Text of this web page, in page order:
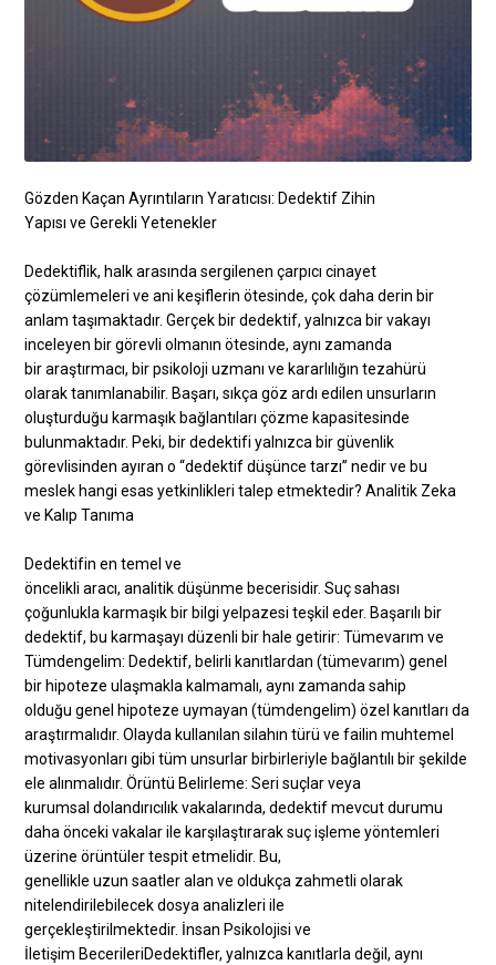
Gözden Kaçan Ayrıntıların Yaratıcısı: Dedektif Zihin
Yapısı ve Gerekli Yetenekler
Dedektiflik, halk arasında sergilenen çarpıcı cinayet
çözümlemeleri ve ani keşiflerin ötesinde, çok daha derin bir
anlam taşımaktadır. Gerçek bir dedektif, yalnızca bir vakayı
inceleyen bir görevli olmanın ötesinde, aynı zamanda
bir araştırmacı, bir psikoloji uzmanı ve kararlılığın tezahürü
olarak tanımlanabilir. Başarı, sıkça göz ardı edilen unsurların
oluşturduğu karmaşık bağlantıları çözme kapasitesinde
bulunmaktadır. Peki, bir dedektifi yalnızca bir güvenlik
görevlisinden ayıran o “dedektif düşünce tarzı” nedir ve bu
meslek hangi esas yetkinlikleri talep etmektedir? Analitik Zeka
ve Kalıp Tanıma
Dedektifin en temel ve
öncelikli aracı, analitik düşünme becerisidir. Suç sahası
çoğunlukla karmaşık bir bilgi yelpazesi teşkil eder. Başarılı bir
dedektif, bu karmaşayı düzenli bir hale getirir: Tümevarım ve
Tümdengelim: Dedektif, belirli kanıtlardan (tümevarım) genel
bir hipoteze ulaşmakla kalmamalı, aynı zamanda sahip
olduğu genel hipoteze uymayan (tümdengelim) özel kanıtları da
araştırmalıdır. Olayda kullanılan silahın türü ve failin muhtemel
motivasyonları gibi tüm unsurlar birbirleriyle bağlantılı bir şekilde
ele alınmalıdır. Örüntü Belirleme: Seri suçlar veya
kurumsal dolandırıcılık vakalarında, dedektif mevcut durumu
daha önceki vakalar ile karşılaştırarak suç işleme yöntemleri
üzerine örüntüler tespit etmelidir. Bu,
genellikle uzun saatler alan ve oldukça zahmetli olarak
nitelendirilebilecek dosya analizleri ile
gerçekleştirilmektedir. İnsan Psikolojisi ve
İletişim BecerileriDedektifler, yalnızca kanıtlarla değil, aynı